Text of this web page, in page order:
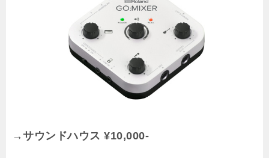
→サウンドハウス ¥10,000-